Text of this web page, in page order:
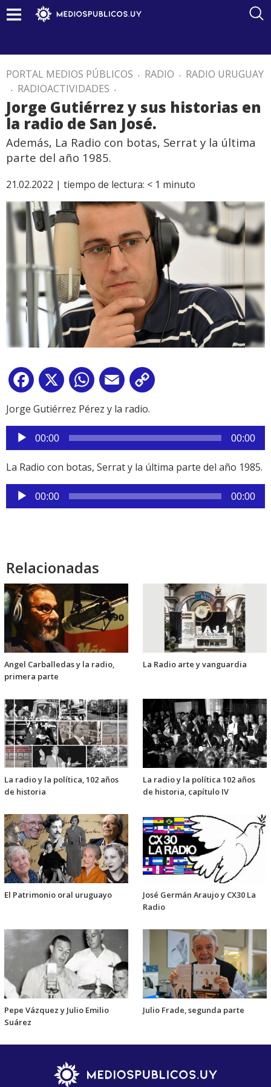
PORTAL MEDIOS PÚBLICOS . RADIO . RADIO URUGUAY
. RADIOACTIVIDADES .
Jorge Gutiérrez y sus historias en
la radio de San José.
Además, La Radio con botas, Serrat y la última
parte del año 1985.
21.02.2022 | tiempo de lectura: < 1 minuto
Facebook
X WhatsApp
Email
Jorge Gutiérrez Pérez y la radio.
Reproductor
de
audio
00:00 00:00
La Radio con botas, Serrat y la última parte del año 1985.
Reproductor
de
00:00 00:00
Relacionadas
Angel Carballedas y la radio,
primera parte
La Radio arte y vanguardia
La radio y la política, 102 años
de historia
La radio y la política 102 años
de historia, capítulo IV
El Patrimonio oral uruguayo
José Germán Araujo y CX30 La
Radio
Pepe Vázquez y Julio Emilio
Suárez
Julio Frade, segunda parte